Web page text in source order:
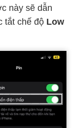
này sẽ dẫn
tắt chế độ Low